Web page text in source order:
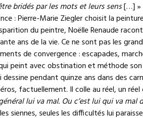
bridés par les mots et leurs sens[…] »
: Pierre-Marie Ziegler choisit la
du peintre, Noëlle Renaude
ans de la vie. Ce ne sont pas les
de convergence : escapades,
peint avec obstination et méthode son
pendant quinze ans dans des
factuellement. Il colle au réel, un réel
lui va mal. Ou c’est lui qui va mal
siennes, seules les difficultés lui